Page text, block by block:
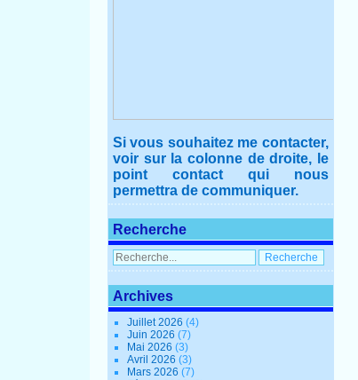
Si vous souhaitez me contacter,
voir sur la colonne de droite, le
point contact qui nous
permettra de communiquer.
Recherche
Archives
Juillet 2026(4)
Juin 2026(7)
Mai 2026(3)
Avril 2026(3)
Mars 2026(7)